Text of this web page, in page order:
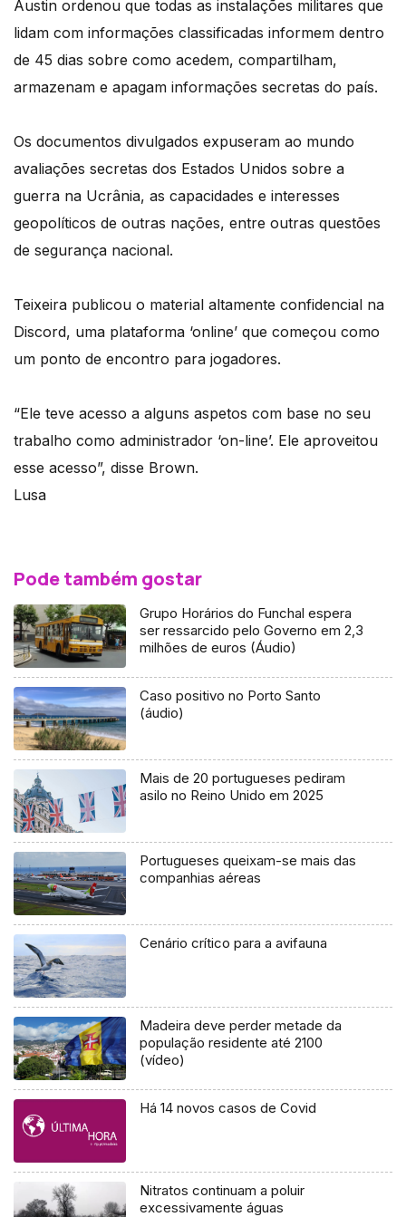
Austin ordenou que todas as instalações militares que
lidam com informações classificadas informem dentro
de 45 dias sobre como acedem, compartilham,
armazenam e apagam informações secretas do país.
Os documentos divulgados expuseram ao mundo
avaliações secretas dos Estados Unidos sobre a
guerra na Ucrânia, as capacidades e interesses
geopolíticos de outras nações, entre outras questões
de segurança nacional.
Teixeira publicou o material altamente confidencial na
Discord, uma plataforma ‘online’ que começou como
um ponto de encontro para jogadores.
“Ele teve acesso a alguns aspetos com base no seu
trabalho como administrador ‘on-line’. Ele aproveitou
esse acesso”, disse Brown.
Lusa
Pode também gostar
Grupo Horários do Funchal espera
ser ressarcido pelo Governo em 2,3
milhões de euros (Áudio)
Caso positivo no Porto Santo
(áudio)
Mais de 20 portugueses pediram
asilo no Reino Unido em 2025
Portugueses queixam-se mais das
companhias aéreas
Cenário crítico para a avifauna
Madeira deve perder metade da
população residente até 2100
(vídeo)
Há 14 novos casos de Covid
Nitratos continuam a poluir
excessivamente águas